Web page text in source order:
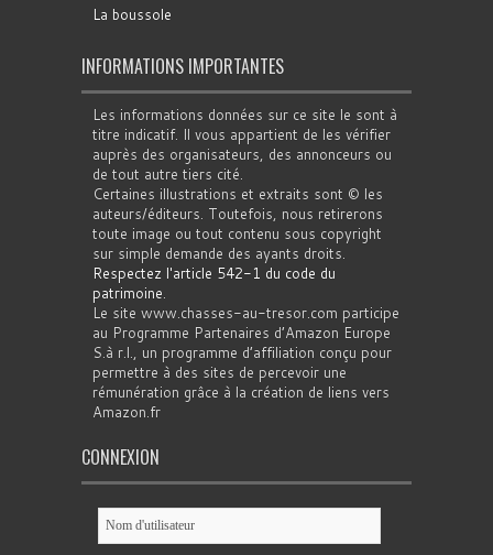
La boussole
INFORMATIONS IMPORTANTES
Les informations données sur ce site le sont à
titre indicatif. Il vous appartient de les vérifier
auprès des organisateurs, des annonceurs ou
de tout autre tiers cité.
Certaines illustrations et extraits sont © les
auteurs/éditeurs. Toutefois, nous retirerons
toute image ou tout contenu sous copyright
sur simple demande des ayants droits.
Respectez l'article 542-1 du code du
patrimoine.
Le site www.chasses-au-tresor.com participe
au Programme Partenaires d’Amazon Europe
S.à r.l., un programme d’affiliation conçu pour
permettre à des sites de percevoir une
rémunération grâce à la création de liens vers
Amazon.fr
CONNEXION